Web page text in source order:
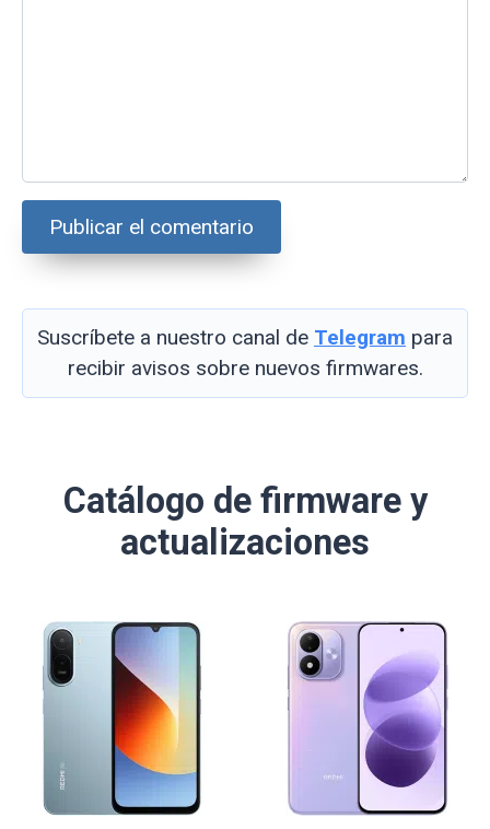
Suscríbete a nuestro canal de Telegram para
recibir avisos sobre nuevos firmwares.
Catálogo de firmware y
actualizaciones